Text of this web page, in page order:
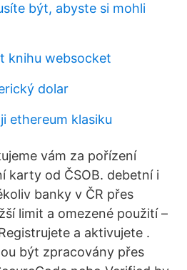
být, abyste si mohli
knihu websocket
dolar
ethereum klasiku
vám za pořízení
karty od ČSOB. debetní i
banky v ČR přes
limit a omezené použití –
a aktivujete .
být zpracovány přes